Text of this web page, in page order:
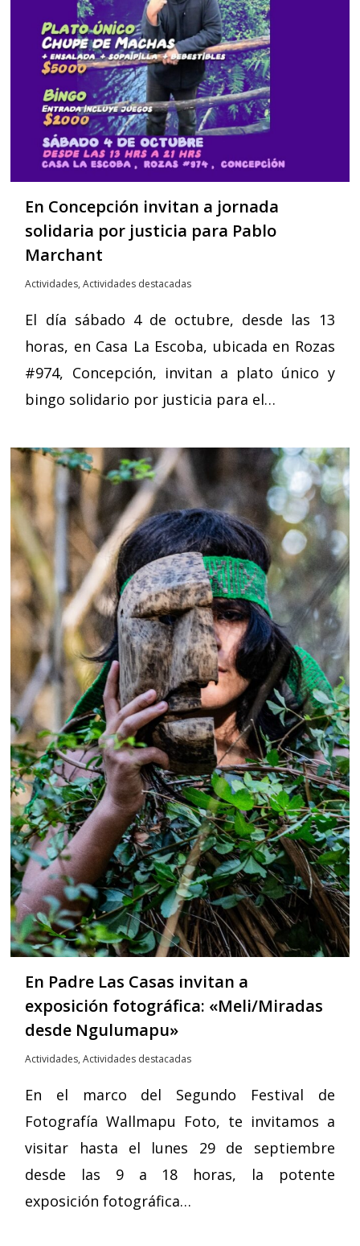
En Concepción invitan a jornada
solidaria por justicia para Pablo
Marchant
Actividades,Actividades destacadas
El día sábado 4 de octubre, desde las 13
horas, en Casa La Escoba, ubicada en Rozas
#974, Concepción, invitan a plato único y
bingo solidario por justicia para el…
En Padre Las Casas invitan a
exposición fotográfica: «Meli/Miradas
desde Ngulumapu»
Actividades,Actividades destacadas
En el marco del Segundo Festival de
Fotografía Wallmapu Foto, te invitamos a
visitar hasta el lunes 29 de septiembre
desde las 9 a 18 horas, la potente
exposición fotográfica…